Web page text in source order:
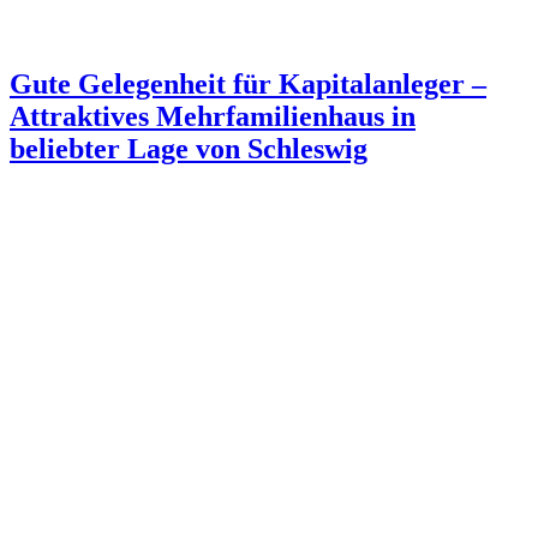
Gute Gelegenheit für Kapitalanleger –
Attraktives Mehrfamilienhaus in
beliebter Lage von Schleswig